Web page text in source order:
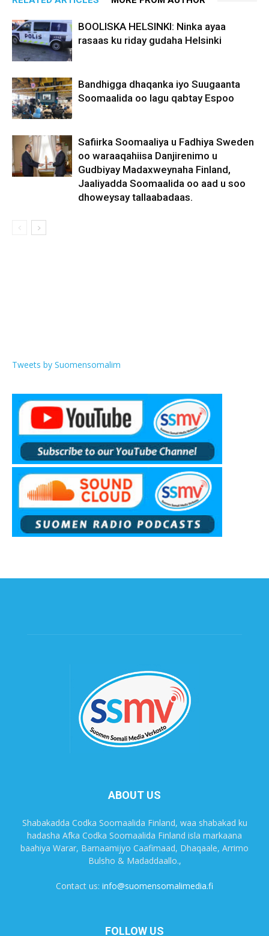
BOOLISKA HELSINKI: Ninka ayaa
rasaas ku riday gudaha Helsinki
Bandhigga dhaqanka iyo Suugaanta
Soomaalida oo lagu qabtay Espoo
Safiirka Soomaaliya u Fadhiya Sweden
oo waraaqahiisa Danjirenimo u
Gudbiyay Madaxweynaha Finland,
Jaaliyadda Soomaalida oo aad u soo
dhoweysay tallaabadaas.
Tweets by Suomensomalim
ABOUT US
Shabakadda Codka Soomaalida Finland, waa shabakad ku
hadasha Afka Codka Soomaalida Finland isla markaana
baahiya Warar, Barnaamijyo Caafimaad, Dhaqaale, Arrimo
Bulsho & Madaddaallo.,
Contact us: info@suomensomalimedia.fi
FOLLOW US